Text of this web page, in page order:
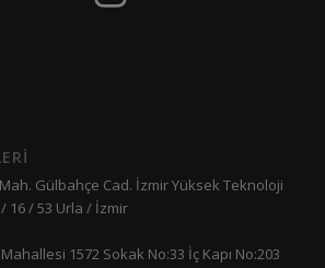
Gülbahçe Cad. İzmir Yüksek Teknoloji
16 / 53 Urla / İzmir
Mahallesi 1572 Sokak No:33 İç Kapı No:203